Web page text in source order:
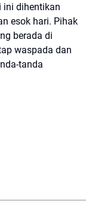
ini dihentikan
esok hari. Pihak
berada di
waspada dan
tanda